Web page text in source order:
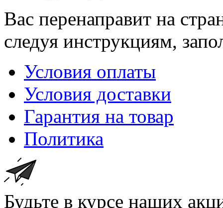
Вас перенаправит на
следуя инструкциям,
Условия оплаты
Условия доставки
Гарантия на товар
Политика
Будьте в курсе наших